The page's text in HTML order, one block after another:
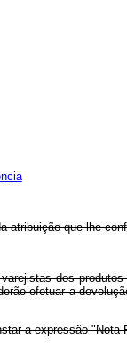
atribuição que lhe
dos
efetuar a
a expressão